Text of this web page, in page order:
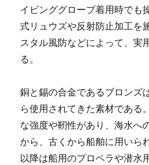
イビンググローブ着用時でも
式リュウズや反射防止加工を
スタル風防などによって、実
る。
銅と錫の合金であるブロンズ
ら使用されてきた素材である
な強度や靭性があり、海水へ
から、古くから船舶に用いら
以降は船用のプロペラや潜水